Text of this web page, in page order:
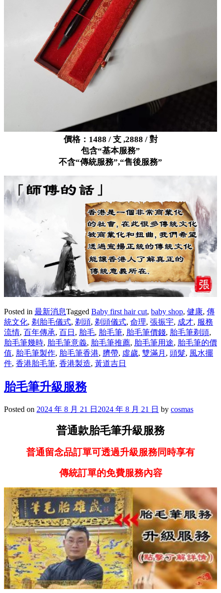
價格：1488 / 支 ,2888 / 對
包含“基本服務”
不含“傳統服務”,“售後服務”
Posted in 最新消息Tagged Baby first hair cut, baby shop, 健康, 傳
統文化, 剃胎毛儀式, 剃頭, 剃頭儀式, 命理, 張振宇, 成才, 服務
流情, 百年傳承, 百日 , 胎毛, 胎毛筆, 胎毛筆價錢, 胎毛筆剃頭,
胎毛筆幾時, 胎毛筆意義, 胎毛筆推薦, 胎毛筆用途, 胎毛筆的價
值, 胎毛筆製作, 胎毛筆香港, 臍帶, 虛歲, 雙滿月 , 頭髮, 風水擺
件, 香港胎毛筆, 香港製造, 黃道吉日
胎毛筆升級服務
Posted on 2024 年 8 月 21 日 2024 年 8 月 21 日 by cosmas
普通款胎毛筆升級服務
普通留念品訂單可透過升級服務同時享有
傳統訂單的免費服務內容